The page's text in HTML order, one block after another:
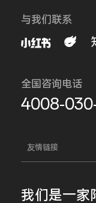
与我们联系
全国咨询电话
4008-
友情链接
我们是一家